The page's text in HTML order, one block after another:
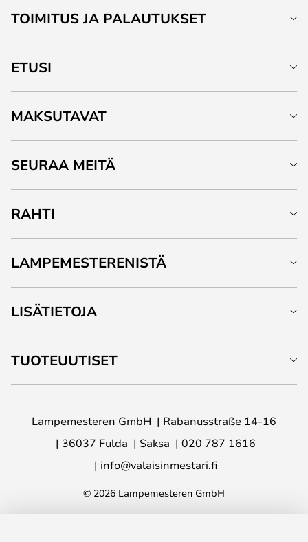
TOIMITUS JA PALAUTUKSET
ETUSI
MAKSUTAVAT
SEURAA MEITÄ
RAHTI
LAMPEMESTERENISTÄ
LISÄTIETOJA
TUOTEUUTISET
Lampemesteren GmbH
Rabanusstraße 14-16
36037 Fulda
Saksa
020 787 1616
info@valaisinmestari.fi
© 2026 Lampemesteren GmbH